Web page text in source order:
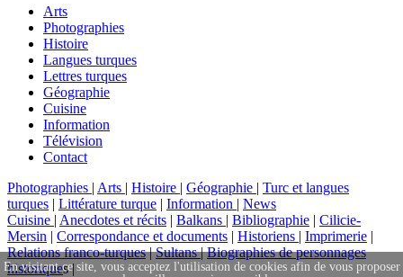
Arts
Photographies
Histoire
Langues turques
Lettres turques
Géographie
Cuisine
Information
Télévision
Contact
Photographies | Arts | Histoire | Géographie | Turc et langues
turques | Littérature turque | Information | News
Cuisine | Anecdotes et récits | Balkans | Bibliographie | Cilicie-
Mersin | Correspondance et documents | Historiens | Imprimerie |
Relations franco-turques|Sultans|Biographies de personnages
historiques |
En visitant ce site, vous acceptez l'utilisation de cookies afin de vous proposer